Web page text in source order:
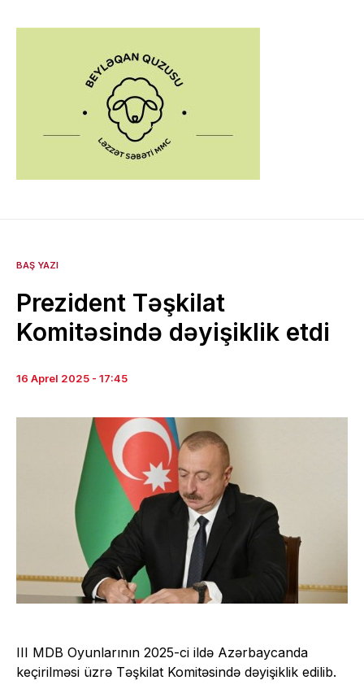
BAŞ YAZI
Prezident Təşkilat
Komitəsində dəyişiklik etdi
16 Aprel 2025 - 17:45
III MDB Oyunlarının 2025-ci ildə Azərbaycanda
keçirilməsi üzrə Təşkilat Komitəsində dəyişiklik edilib.